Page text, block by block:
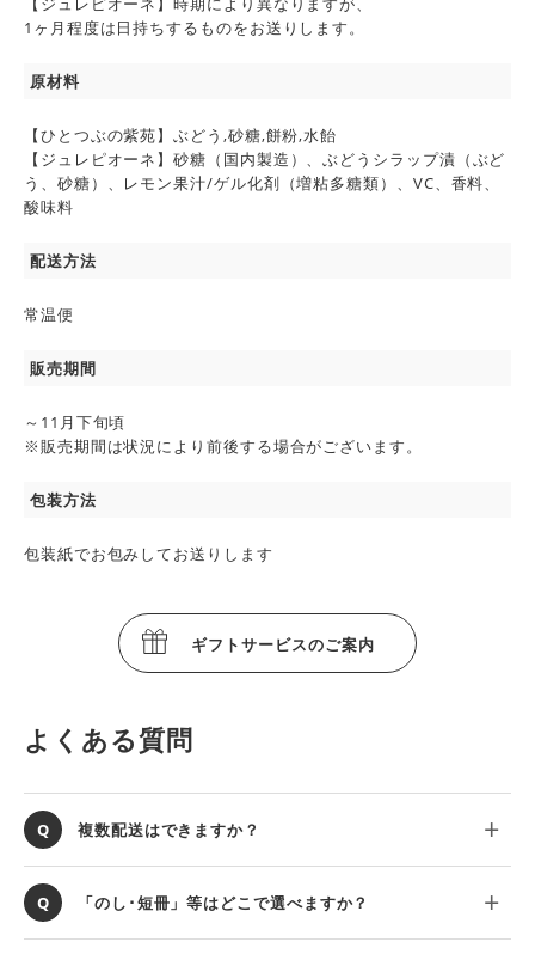
1ヶ月程度は日持ちするものをお送りします。
原材料
【ひとつぶの紫苑】ぶどう,砂糖,餅粉,水飴
【ジュレピオーネ】砂糖（国内製造）、ぶどうシラップ漬（ぶど
う、砂糖）、レモン果汁/ゲル化剤（増粘多糖類）、VC、香料、
酸味料
配送方法
常温便
販売期間
～11月下旬頃
※販売期間は状況により前後する場合がございます。
包装方法
包装紙でお包みしてお送りします
ギフトサービスのご案内
よくある質問
複数配送はできますか？
「のし･短冊」等はどこで選べますか？